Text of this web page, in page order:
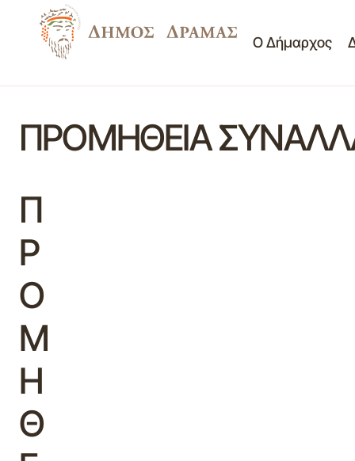
Ο Δήμαρχος
ΠΡΟΜΗΘΕΙΑ
Π
Ρ
Ο
Μ
Η
Θ